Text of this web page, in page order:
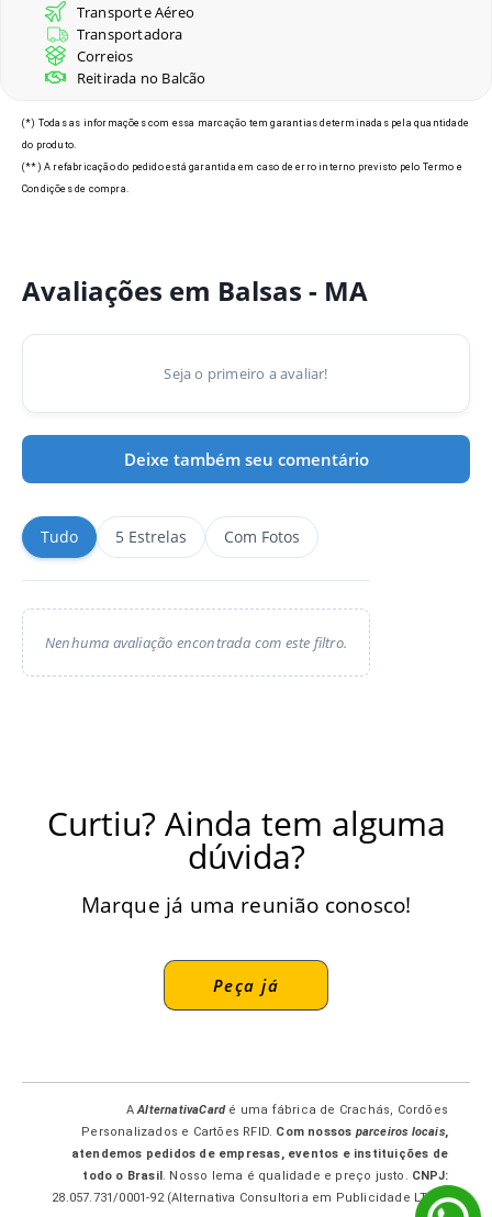
Transporte Aéreo
Transportadora
Correios
Reitirada no Balcão
(*) Todas as informações com essa marcação tem garantias determinadas pela quantidade
do produto.
(**) A refabricação do pedido está garantida em caso de erro interno previsto pelo Termo e
Condições de compra.
Avaliações em Balsas - MA
Seja o primeiro a avaliar!
Deixe também seu comentário
Tudo 5 Estrelas Com Fotos
Nenhuma avaliação encontrada com este filtro.
Curtiu? Ainda tem alguma
dúvida?
Marque já uma reunião conosco!
Peça já
AAlternativaCardé uma fábrica de Crachás, Cordões
Personalizados e Cartões RFID. Com nossos parceiros locais,
atendemos pedidos de empresas, eventos e instituições de
todo o Brasil . Nosso lema é qualidade e preço justo. CNPJ:
28.057.731/0001-92 (Alternativa Consultoria em Publicidade LTDA-